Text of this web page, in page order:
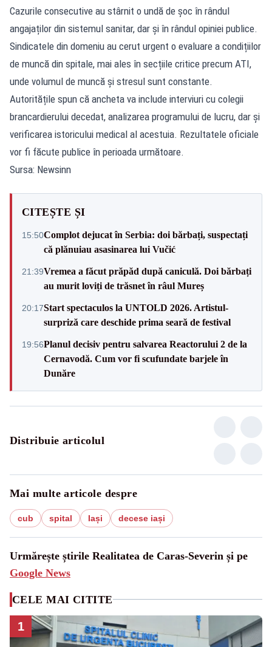
Cazurile consecutive au stârnit o undă de șoc în rândul
angajaților din sistemul sanitar, dar și în rândul opiniei publice.
Sindicatele din domeniu au cerut urgent o evaluare a condițiilor
de muncă din spitale, mai ales în secțiile critice precum ATI,
unde volumul de muncă și stresul sunt constante.
Autoritățile spun că ancheta va include interviuri cu colegii
brancardierului decedat, analizarea programului de lucru, dar și
verificarea istoricului medical al acestuia. Rezultatele oficiale
vor fi făcute publice în perioada următoare.
Sursa: Newsinn
CITEȘTE ȘI
15:50Complot dejucat în Serbia: doi bărbați, suspectați
că plănuiau asasinarea lui Vučić
21:39Vremea a făcut prăpăd după caniculă. Doi bărbați
au murit loviți de trăsnet în râul Mureș
20:17Start spectaculos la UNTOLD 2026. Artistul-
surpriză care deschide prima seară de festival
19:56Planul decisiv pentru salvarea Reactorului 2 de la
Cernavodă. Cum vor fi scufundate barjele în
Dunăre
Distribuie articolul
Mai multe articole despre
cub spital Iași decese iași
Urmărește știrile Realitatea de Caras-Severin și pe
Google News
CELE MAI CITITE
1